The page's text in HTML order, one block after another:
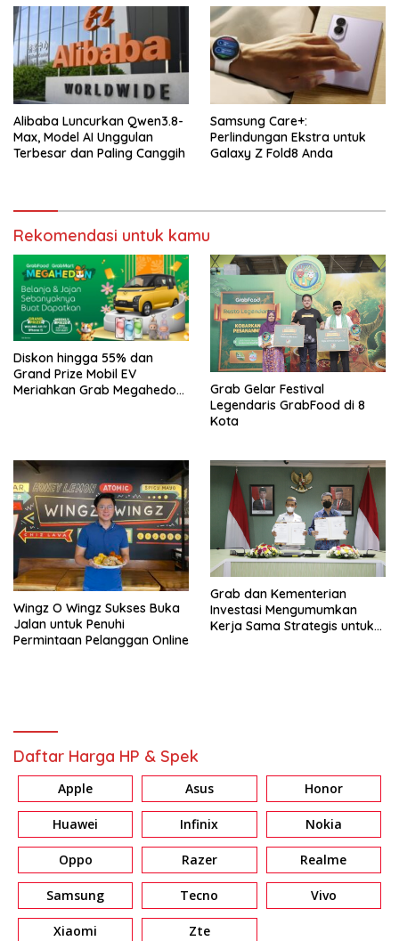
Alibaba Luncurkan Qwen3.8-
Max, Model AI Unggulan
Terbesar dan Paling Canggih
Samsung Care+:
Perlindungan Ekstra untuk
Galaxy Z Fold8 Anda
Rekomendasi untuk kamu
Diskon hingga 55% dan
Grand Prize Mobil EV
Meriahkan Grab Megahedon
Grab Gelar Festival
Legendaris GrabFood di 8
Kota
Wingz O Wingz Sukses Buka
Jalan untuk Penuhi
Permintaan Pelanggan Online
Grab dan Kementerian
Investasi Mengumumkan
Kerja Sama Strategis untuk
Daftar Harga HP & Spek
Apple Asus Honor
Huawei Infinix Nokia
Oppo Razer Realme
Samsung Tecno Vivo
Xiaomi Zte